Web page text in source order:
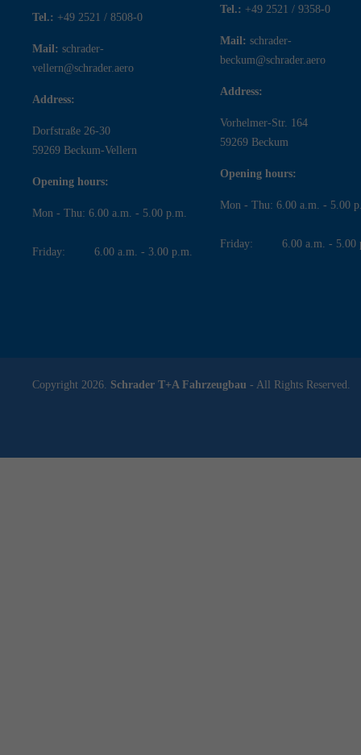
Tel.: +49 2521 / 8508-0
Mail: schrader-
vellern@schrader.aero
Address:
Dorfstraße 26-30
59269 Beckum-Vellern
Opening hours:
Mon - Thu: 6.00 a.m. - 5.00 p.m.
Friday: 6.00 a.m. - 3.00 p.m.
Tel.: +49 2521 / 9358-0
Mail: schrader-
beckum@schrader.aero
Address:
Vorhelmer-Str. 164
59269 Beckum
Opening hours:
Mon - Thu: 6.00 a.m. - 5.00
Friday: 6.00 a.m. - 5.00
Copyright 2026. Schrader T+A Fahrzeugbau - All Rights Reserved.